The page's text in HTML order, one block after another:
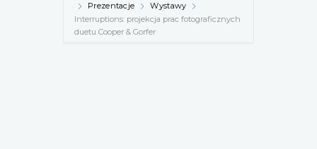
Prezentacje
Wystawy
Interruptions: projekcja prac fotograficznych
duetu Cooper & Gorfer